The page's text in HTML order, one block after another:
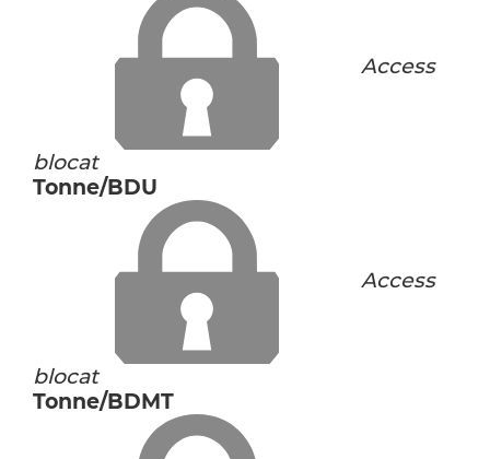
Access
blocat
Tonne/BDU
Access
blocat
Tonne/BDMT